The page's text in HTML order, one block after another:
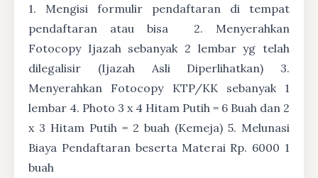
1. Mengisi formulir pendaftaran di tempat
pendaftaran atau bisa
2. Menyerahkan
Fotocopy Ijazah sebanyak 2 lembar yg telah
dilegalisir (Ijazah Asli Diperlihatkan) 3.
Menyerahkan Fotocopy KTP/KK sebanyak 1
lembar 4. Photo 3 x 4 Hitam Putih = 6 Buah dan 2
x 3 Hitam Putih = 2 buah (Kemeja) 5. Melunasi
Biaya Pendaftaran beserta Materai Rp. 6000 1
buah